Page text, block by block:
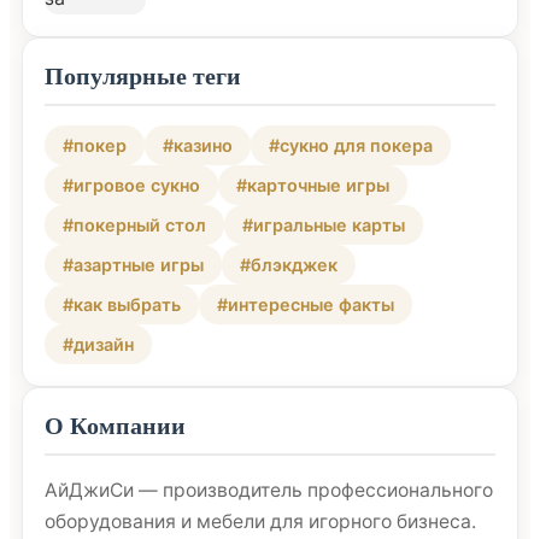
Популярные теги
#покер #казино
#сукно для покера
#игровое сукно
#карточные игры
#покерный стол
#игральные карты
#азартные игры
#блэкджек
#как выбрать
#интересные факты
#дизайн
О Компании
АйДжиСи — производитель профессионального
оборудования и мебели для игорного бизнеса.